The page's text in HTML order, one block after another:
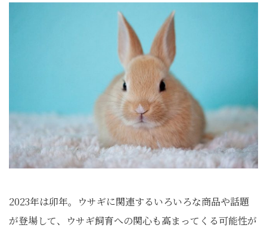
2023年は卯年。ウサギに関連するいろいろな商品や話題
が登場して、ウサギ飼育への関心も高まってくる可能性が